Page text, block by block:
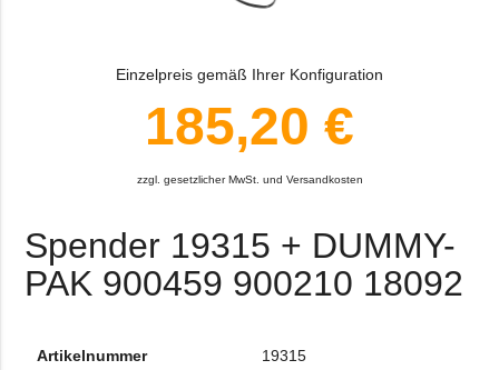
Einzelpreis gemäß Ihrer Konfiguration
185,20 €
zzgl. gesetzlicher MwSt. und Versandkosten
Spender 19315 + DUMMY-
PAK 900459 900210 18092
Artikelnummer 19315